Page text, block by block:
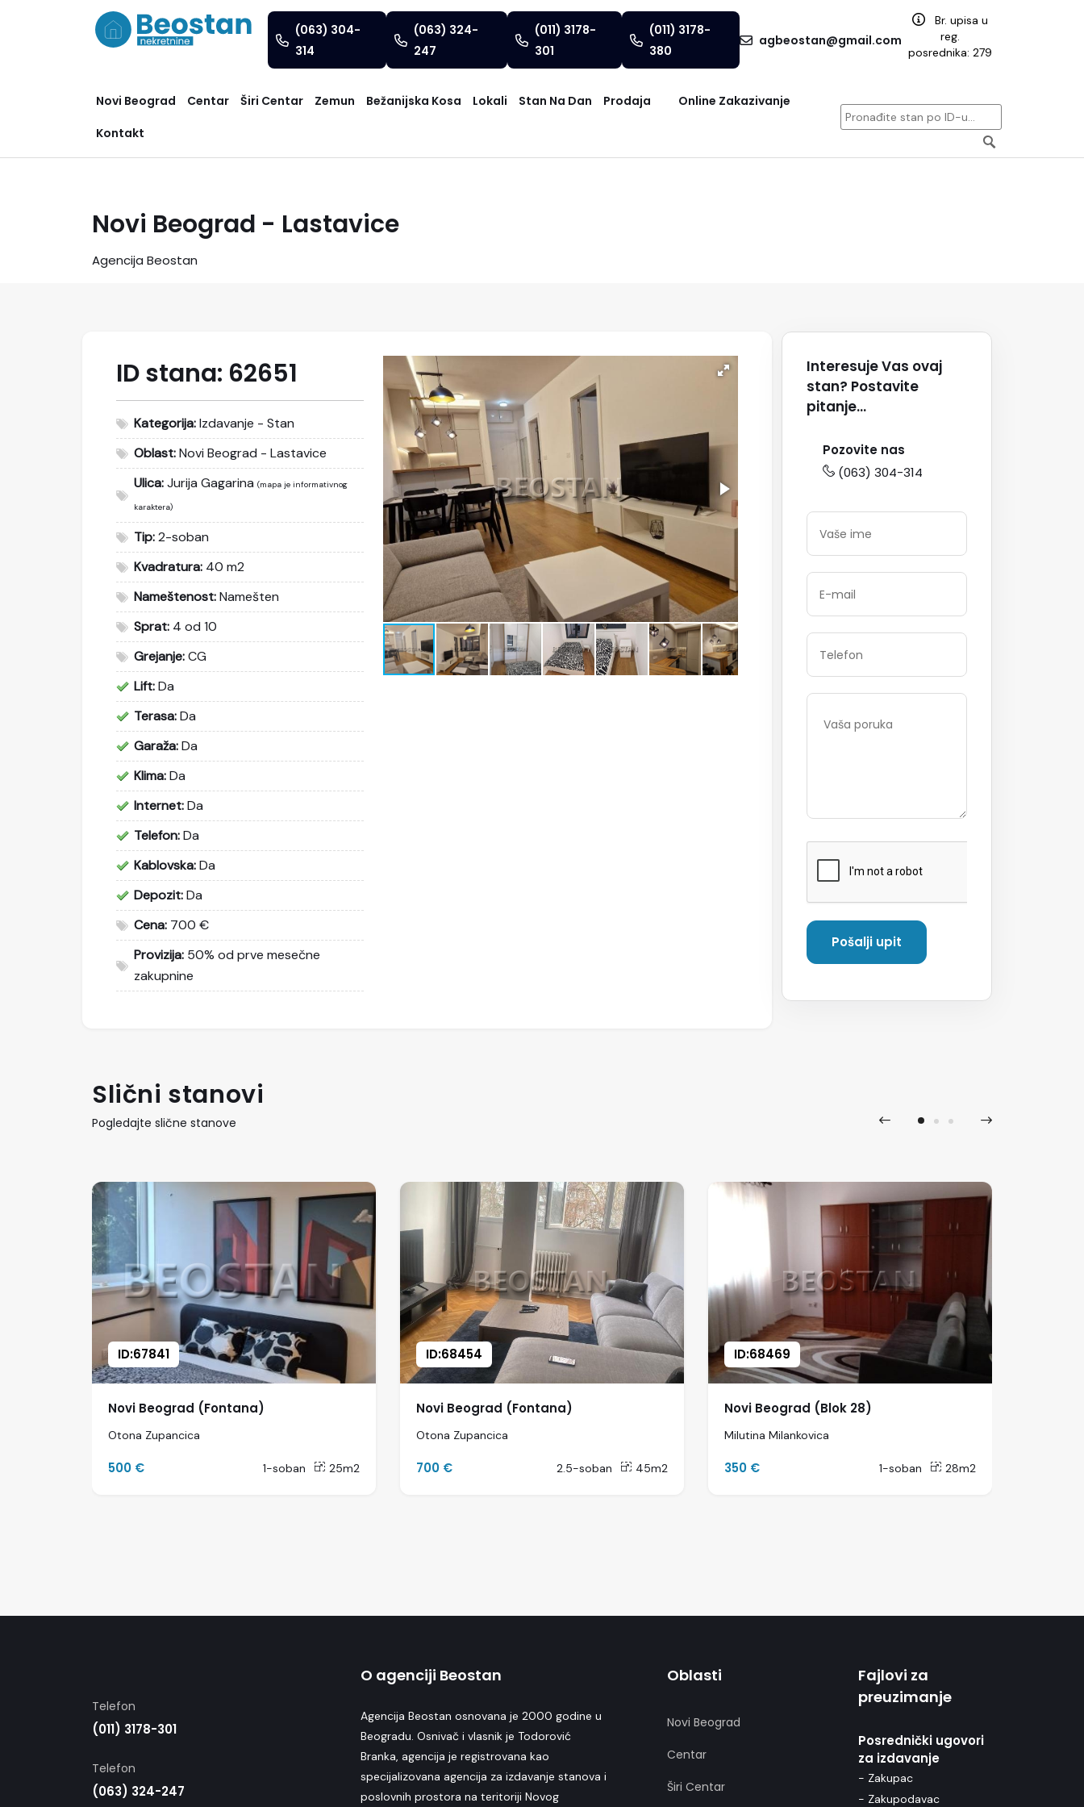
(063) 304-
314
(063) 324-
247
(011) 3178-
301
(011) 3178-
380
agbeostan@gmail.com
Br. upisa u
reg.
posrednika: 279
Novi Beograd Centar Širi Centar Zemun Bežanijska Kosa Lokali Stan Na Dan Prodaja
Online Zakazivanje
Kontakt
Novi Beograd - Lastavice
Agencija Beostan
ID stana: 62651
Kategorija:Izdavanje - Stan
Oblast:Novi Beograd - Lastavice
Ulica:Jurija Gagarina (mapa je informativnog
karaktera)
Tip:2-soban
Kvadratura: 40 m2
Nameštenost:Namešten
Sprat: 4 od 10
Grejanje:CG
Lift:Da
Terasa:Da
Garaža:Da
Klima:Da
Internet:Da
Telefon:Da
Kablovska:Da
Depozit:Da
Cena: 700 €
Provizija: 50% od prve mesečne
zakupnine
Interesuje Vas ovaj
stan? Postavite
pitanje...
Pozovite nas
(063) 304-314
Slični stanovi
Pogledajte slične stanove
ID:67841
Novi Beograd (Fontana)
Otona Zupancica
500 € 1-soban 25m2
ID:68454
Novi Beograd (Fontana)
Otona Zupancica
700 € 2.5-soban 45m2
ID:68469
Novi Beograd (Blok 28)
Milutina Milankovica
350 € 1-soban 28m2
Telefon
(011) 3178-301
Telefon
(063) 324-247
O agenciji Beostan
Agencija Beostan osnovana je 2000 godine u
Beogradu. Osnivač i vlasnik je Todorović
Branka, agencija je registrovana kao
specijalizovana agencija za izdavanje stanova i
poslovnih prostora na teritoriji Novog
Oblasti
Novi Beograd
Centar
Širi Centar
Fajlovi za
preuzimanje
Posrednički ugovori
za izdavanje
- Zakupac
- Zakupodavac